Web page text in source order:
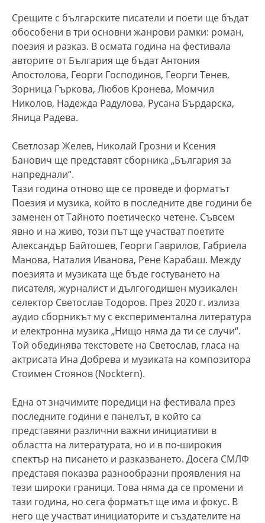
Срещите с българските писатели и поети ще бъдат
обособени в три основни жанрови рамки: роман,
поезия и разказ. В осмата година на фестивала
авторите от България ще бъдат Антония
Апостолова, Георги Господинов, Георги Тенев,
Зорница Гъркова, Любов Кронева, Момчил
Николов, Надежда Радулова, Русана Бърдарска,
Яница Радева.
Светлозар Желев, Николай Грозни и Ксения
Банович ще представят сборника „България за
напреднали“.
Тази година отново ще се проведе и форматът
Поезия и музика, който в последните две години бе
заменен от Тайното поетическо четене. Съвсем
явно и на живо, този път ще участват поетите
Александър Байтошев, Георги Гаврилов, Габриела
Манова, Наталия Иванова, Рене Карабаш. Между
поезията и музиката ще бъде гостуването на
писателя, журналист и дългогодишен музикален
селектор Светослав Тодоров. През 2020 г. излиза
аудио сборникът му с експериментална литература
и електронна музика „Нищо няма да ти се случи“.
Той обединява текстовете на Светослав, гласа на
актрисата Ина Добрева и музиката на композитора
Стоимен Стоянов (Nocktern).
Една от значимите поредици на фестивала през
последните години е панелът, в който са
представяни различни важни инициативи в
областта на литературата, но и в по-широкия
спектър на писането и разказването. Досега СМЛФ
представя показва разнообразни проявления на
тези широки граници. Това няма да се промени и
тази година, но сега форматът ще има и фокус. В
него ще участват инициаторите и създателите на